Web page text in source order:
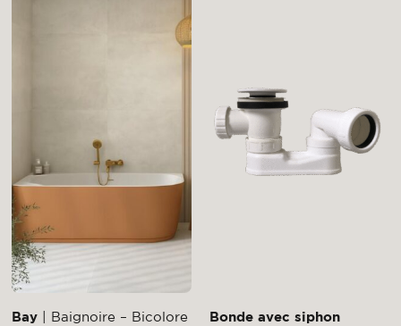
Bay | Baignoire – Bicolore
Bonde avec siphon